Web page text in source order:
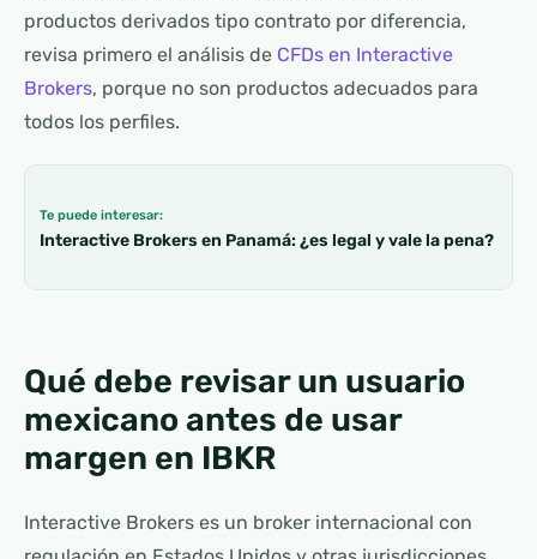
productos derivados tipo contrato por diferencia,
revisa primero el análisis de CFDs en Interactive
Brokers, porque no son productos adecuados para
todos los perfiles.
Te puede interesar:
Interactive Brokers en Panamá: ¿es legal y vale la pena?
Qué debe revisar un usuario
mexicano antes de usar
margen en IBKR
Interactive Brokers es un broker internacional con